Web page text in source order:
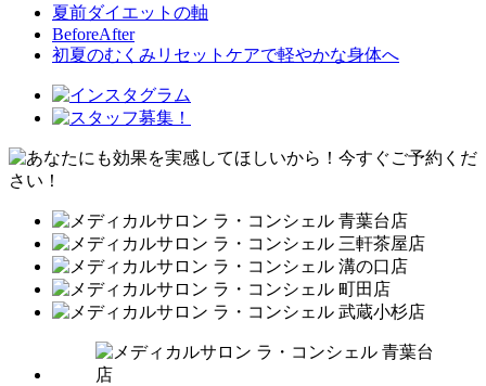
夏前ダイエットの軸
BeforeAfter
初夏のむくみリセットケアで軽やかな身体へ